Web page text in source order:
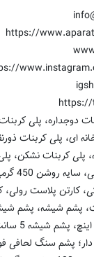
https://
https://
دوجداره، پلی
ای، پلی کربنات
کربنات نشکن،
کارتن پلاست
پشم شیشه، پشم
شیشه
پشم سنگ لحافی